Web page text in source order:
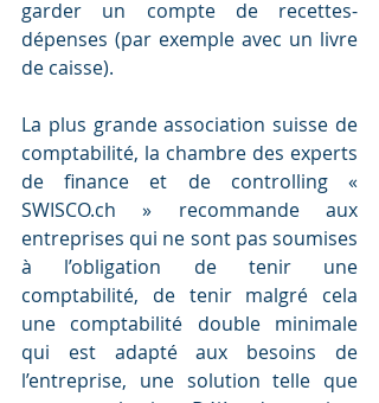
garder un compte de recettes-
dépenses (par exemple avec un livre
de caisse).
La plus grande association suisse de
comptabilité, la chambre des experts
de finance et de controlling «
SWISCO.ch » recommande aux
entreprises qui ne sont pas soumises
à l’obligation de tenir une
comptabilité, de tenir malgré cela
une comptabilité double minimale
qui est adapté aux besoins de
l’entreprise, une solution telle que